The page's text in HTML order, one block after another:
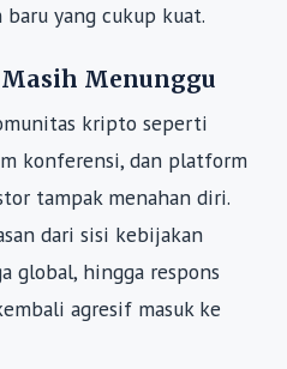
yang cukup kuat.
Menunggu
kripto seperti
konferensi, dan platform
tampak menahan diri.
dari sisi kebijakan
global, hingga respons
agresif masuk ke